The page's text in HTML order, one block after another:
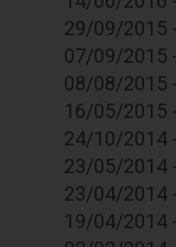
29/09/2015
07/09/2015
08/08/2015
16/05/2015
24/10/2014
23/05/2014
23/04/2014
19/04/2014